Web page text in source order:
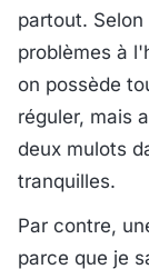
partout.
problèmes à
on possède
réguler, mais
deux mulots
tranquilles.
Par contre,
parce que je